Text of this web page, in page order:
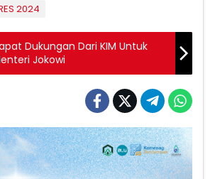
2024
Dukungan Dari KIM Untuk
Jokowi